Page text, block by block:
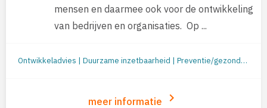
mensen en daarmee ook voor de ontwikkeling
van bedrijven en organisaties. Op ...
Ontwikkeladvies | Duurzame inzetbaarheid | Preventie/gezondheid | Outplacement | Loopbaanbegeleiding | Loopbaanontwikkeling | Mobiliteit
meer informatie keyboard_arrow_right